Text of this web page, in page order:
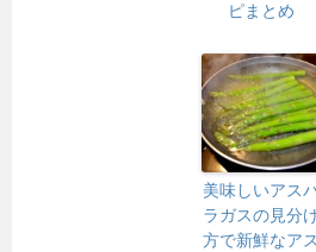
ピまとめ
美味しいアス
ラガスの見分
方で新鮮なアス